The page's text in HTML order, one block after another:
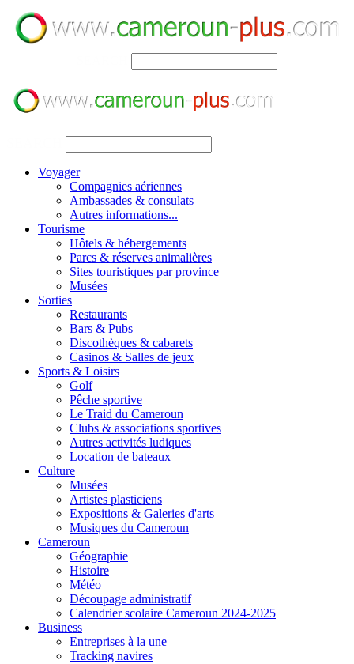
Voyager
Compagnies aériennes
Ambassades & consulats
Autres informations...
Tourisme
Hôtels & hébergements
Parcs & réserves animalières
Sites touristiques par province
Musées
Sorties
Restaurants
Bars & Pubs
Discothèques & cabarets
Casinos & Salles de jeux
Sports & Loisirs
Golf
Pêche sportive
Le Traid du Cameroun
Clubs & associations sportives
Autres activités ludiques
Location de bateaux
Culture
Musées
Artistes plasticiens
Expositions & Galeries d'arts
Musiques du Cameroun
Cameroun
Géographie
Histoire
Météo
Découpage administratif
Calendrier scolaire Cameroun 2024-2025
Business
Entreprises à la une
Tracking navires